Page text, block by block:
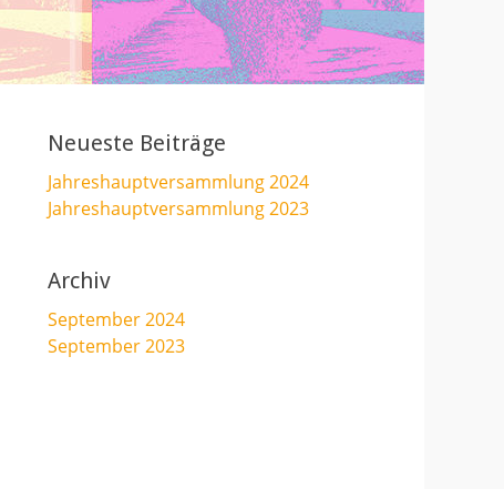
Neueste Beiträge
Jahreshauptversammlung 2024
Jahreshauptversammlung 2023
Archiv
September 2024
September 2023